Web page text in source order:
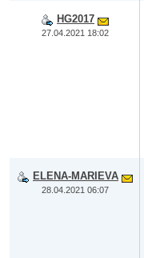
HG2017
27.04.2021 18:02
ELENA-MARIEVA
28.04.2021 06:07